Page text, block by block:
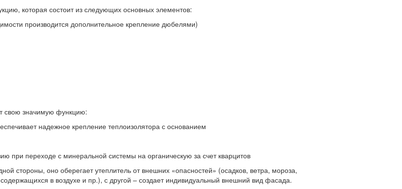
которая состоит из следующих основных элементов:
производится дополнительное крепление дюбелями)
свою значимую функцию:
надежное крепление теплоизолятора с основанием
при переходе с минеральной системы на органическую за счет кварцитов
стороны, оно оберегает утеплитель от внешних «опасностей» (осадков, ветра, мороза,
в воздухе и пр.), с другой – создает индивидуальный внешний вид фасада.